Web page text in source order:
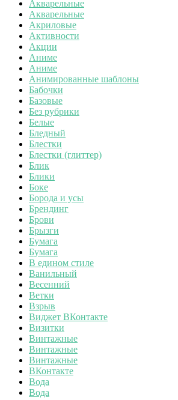
Акварельные
Акварельные
Акриловые
Активности
Акции
Аниме
Аниме
Анимированные шаблоны
Бабочки
Базовые
Без рубрики
Белые
Бледный
Блестки
Блестки (глиттер)
Блик
Блики
Боке
Борода и усы
Брендинг
Брови
Брызги
Бумага
Бумага
В едином стиле
Ванильный
Весенний
Ветки
Взрыв
Виджет ВКонтакте
Визитки
Винтажные
Винтажные
Винтажные
ВКонтакте
Вода
Вода